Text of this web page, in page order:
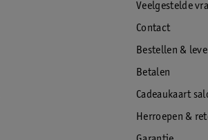
Veelgestelde
Contact
Bestellen &
Betalen
Cadeaukaart
Herroepen &